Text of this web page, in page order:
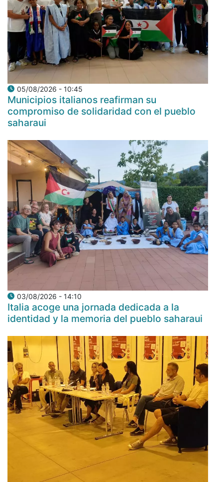
05/08/2026 - 10:45
Municipios italianos reafirman su
compromiso de solidaridad con el pueblo
saharaui
03/08/2026 - 14:10
Italia acoge una jornada dedicada a la
identidad y la memoria del pueblo saharaui